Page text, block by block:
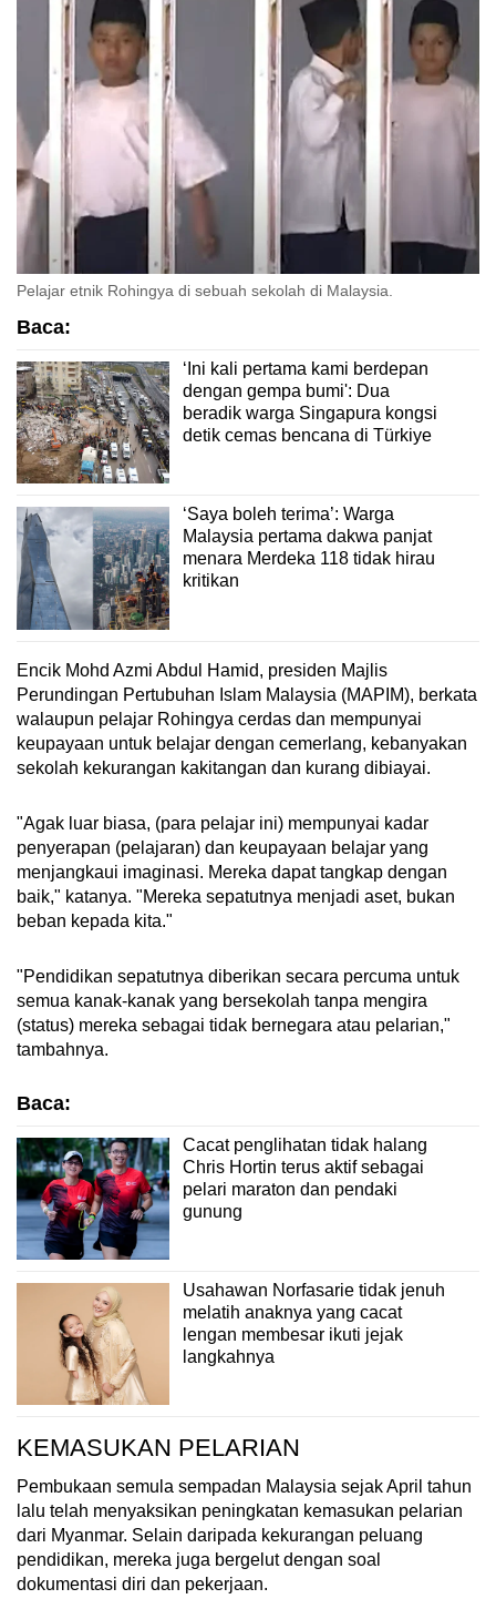
Pelajar etnik Rohingya di sebuah sekolah di Malaysia.
Baca:
‘Ini kali pertama kami berdepan
dengan gempa bumi': Dua
beradik warga Singapura kongsi
detik cemas bencana di Türkiye
‘Saya boleh terima’: Warga
Malaysia pertama dakwa panjat
menara Merdeka 118 tidak hirau
kritikan
Encik Mohd Azmi Abdul Hamid, presiden Majlis
Perundingan Pertubuhan Islam Malaysia (MAPIM), berkata
walaupun pelajar Rohingya cerdas dan mempunyai
keupayaan untuk belajar dengan cemerlang, kebanyakan
sekolah kekurangan kakitangan dan kurang dibiayai.
"Agak luar biasa, (para pelajar ini) mempunyai kadar
penyerapan (pelajaran) dan keupayaan belajar yang
menjangkaui imaginasi. Mereka dapat tangkap dengan
baik," katanya. "Mereka sepatutnya menjadi aset, bukan
beban kepada kita."
"Pendidikan sepatutnya diberikan secara percuma untuk
semua kanak-kanak yang bersekolah tanpa mengira
(status) mereka sebagai tidak bernegara atau pelarian,"
tambahnya.
Baca:
Cacat penglihatan tidak halang
Chris Hortin terus aktif sebagai
pelari maraton dan pendaki
gunung
Usahawan Norfasarie tidak jenuh
melatih anaknya yang cacat
lengan membesar ikuti jejak
langkahnya
KEMASUKAN PELARIAN
Pembukaan semula sempadan Malaysia sejak April tahun
lalu telah menyaksikan peningkatan kemasukan pelarian
dari Myanmar. Selain daripada kekurangan peluang
pendidikan, mereka juga bergelut dengan soal
dokumentasi diri dan pekerjaan.